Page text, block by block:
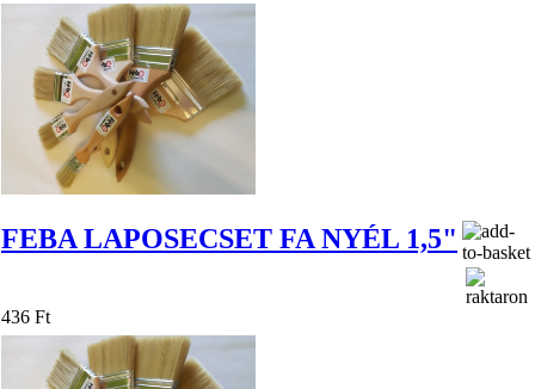
FEBA LAPOSECSET FA NYÉL 1,5"
436 Ft